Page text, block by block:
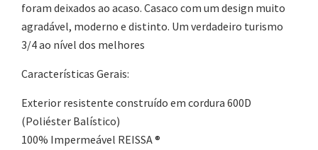
foram deixados ao acaso. Casaco com um design muito
agradável, moderno e distinto. Um verdadeiro turismo
3/4 ao nível dos melhores
Características Gerais:
Exterior resistente construído em cordura 600D
(Poliéster Balístico)
100% Impermeável REISSA ®